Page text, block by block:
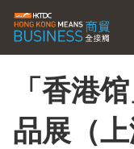
「香港
品展（